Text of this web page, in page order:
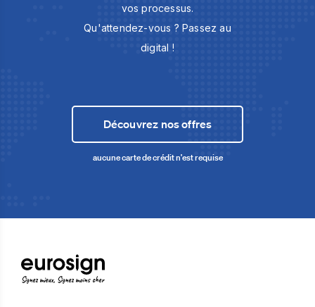
vos processus.
Qu'attendez-vous ? Passez au
digital !
Découvrez nos offres
aucune carte de crédit n'est requise
Signez mieux, Signez moins cher